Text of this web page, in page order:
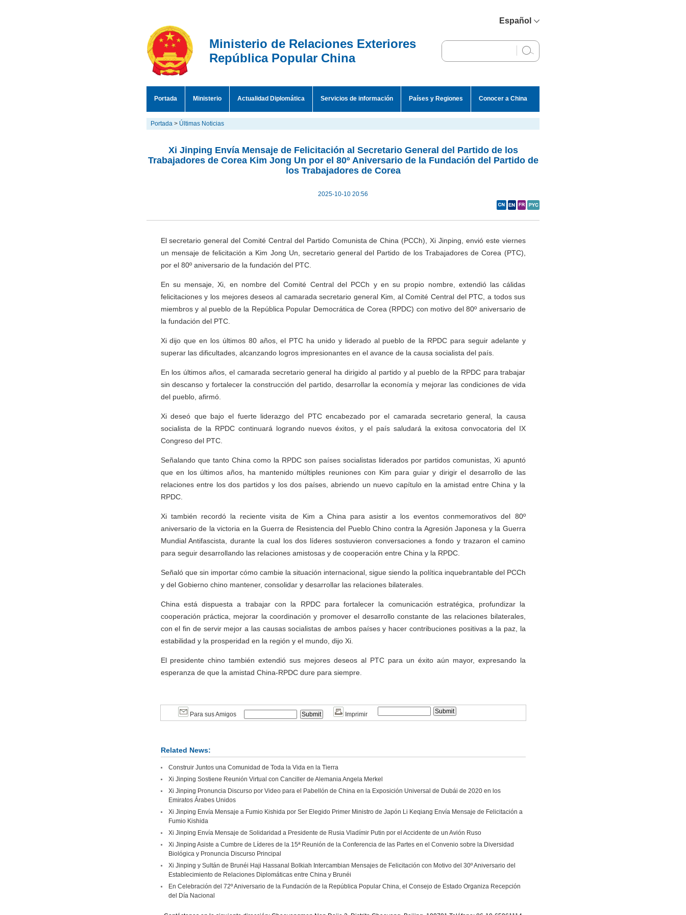
Español
English
Ministerio de Relaciones Exteriores
República Popular China
Portada Ministerio Actualidad Diplomática Servicios de información Países y Regiones Conocer a China
Portada > Últimas Noticias
Xi Jinping Envía Mensaje de Felicitación al Secretario General del Partido de los
Trabajadores de Corea Kim Jong Un por el 80º Aniversario de la Fundación del Partido de
los Trabajadores de Corea
2025-10-10 20:56
El secretario general del Comité Central del Partido Comunista de China (PCCh), Xi Jinping, envió este viernes
un mensaje de felicitación a Kim Jong Un, secretario general del Partido de los Trabajadores de Corea (PTC),
por el 80º aniversario de la fundación del PTC.
En su mensaje, Xi, en nombre del Comité Central del PCCh y en su propio nombre, extendió las cálidas
felicitaciones y los mejores deseos al camarada secretario general Kim, al Comité Central del PTC, a todos sus
miembros y al pueblo de la República Popular Democrática de Corea (RPDC) con motivo del 80º aniversario de
la fundación del PTC.
Xi dijo que en los últimos 80 años, el PTC ha unido y liderado al pueblo de la RPDC para seguir adelante y
superar las dificultades, alcanzando logros impresionantes en el avance de la causa socialista del país.
En los últimos años, el camarada secretario general ha dirigido al partido y al pueblo de la RPDC para trabajar
sin descanso y fortalecer la construcción del partido, desarrollar la economía y mejorar las condiciones de vida
del pueblo, afirmó.
Xi deseó que bajo el fuerte liderazgo del PTC encabezado por el camarada secretario general, la causa
socialista de la RPDC continuará logrando nuevos éxitos, y el país saludará la exitosa convocatoria del IX
Congreso del PTC.
Señalando que tanto China como la RPDC son países socialistas liderados por partidos comunistas, Xi apuntó
que en los últimos años, ha mantenido múltiples reuniones con Kim para guiar y dirigir el desarrollo de las
relaciones entre los dos partidos y los dos países, abriendo un nuevo capítulo en la amistad entre China y la
RPDC.
Xi también recordó la reciente visita de Kim a China para asistir a los eventos conmemorativos del 80º
aniversario de la victoria en la Guerra de Resistencia del Pueblo Chino contra la Agresión Japonesa y la Guerra
Mundial Antifascista, durante la cual los dos líderes sostuvieron conversaciones a fondo y trazaron el camino
para seguir desarrollando las relaciones amistosas y de cooperación entre China y la RPDC.
Señaló que sin importar cómo cambie la situación internacional, sigue siendo la política inquebrantable del PCCh
y del Gobierno chino mantener, consolidar y desarrollar las relaciones bilaterales.
China está dispuesta a trabajar con la RPDC para fortalecer la comunicación estratégica, profundizar la
cooperación práctica, mejorar la coordinación y promover el desarrollo constante de las relaciones bilaterales,
con el fin de servir mejor a las causas socialistas de ambos países y hacer contribuciones positivas a la paz, la
estabilidad y la prosperidad en la región y el mundo, dijo Xi.
El presidente chino también extendió sus mejores deseos al PTC para un éxito aún mayor, expresando la
esperanza de que la amistad China-RPDC dure para siempre.
Para sus Amigos Imprimir
Related News:
Construir Juntos una Comunidad de Toda la Vida en la Tierra
Xi Jinping Sostiene Reunión Virtual con Canciller de Alemania Angela Merkel
Xi Jinping Pronuncia Discurso por Video para el Pabellón de China en la Exposición Universal de Dubái de 2020 en los
Emiratos Árabes Unidos
Xi Jinping Envía Mensaje a Fumio Kishida por Ser Elegido Primer Ministro de Japón Li Keqiang Envía Mensaje de Felicitación a
Fumio Kishida
Xi Jinping Envía Mensaje de Solidaridad a Presidente de Rusia Vladímir Putin por el Accidente de un Avión Ruso
Xi Jinping Asiste a Cumbre de Líderes de la 15ª Reunión de la Conferencia de las Partes en el Convenio sobre la Diversidad
Biológica y Pronuncia Discurso Principal
Xi Jinping y Sultán de Brunéi Haji Hassanal Bolkiah Intercambian Mensajes de Felicitación con Motivo del 30º Aniversario del
Establecimiento de Relaciones Diplomáticas entre China y Brunéi
En Celebración del 72º Aniversario de la Fundación de la República Popular China, el Consejo de Estado Organiza Recepción
del Día Nacional